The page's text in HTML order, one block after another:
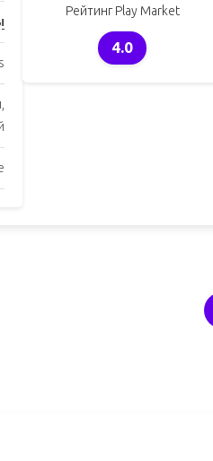
Рейтинг Play Market
4.0